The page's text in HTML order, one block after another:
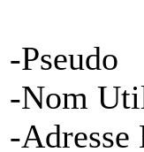
-Pseudo
-Nom
-Adresse